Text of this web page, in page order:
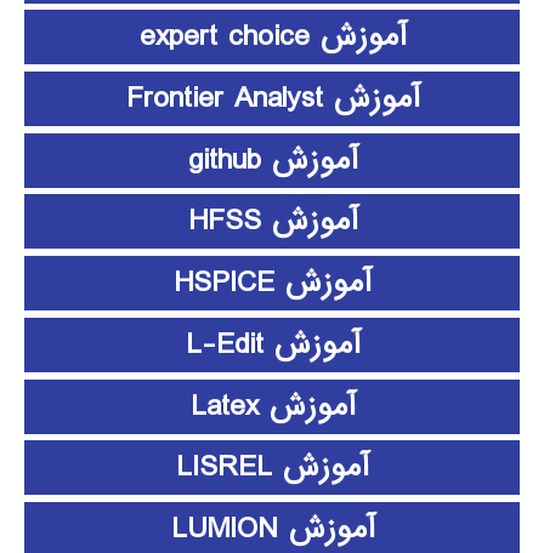
آموزش expert choice
آموزش Frontier Analyst
آموزش github
آموزش HFSS
آموزش HSPICE
آموزش L-Edit
آموزش Latex
آموزش LISREL
آموزش LUMION